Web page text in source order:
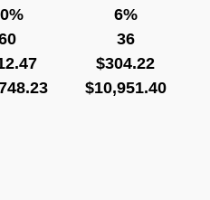
6%
36
$304.22
$10,951.40